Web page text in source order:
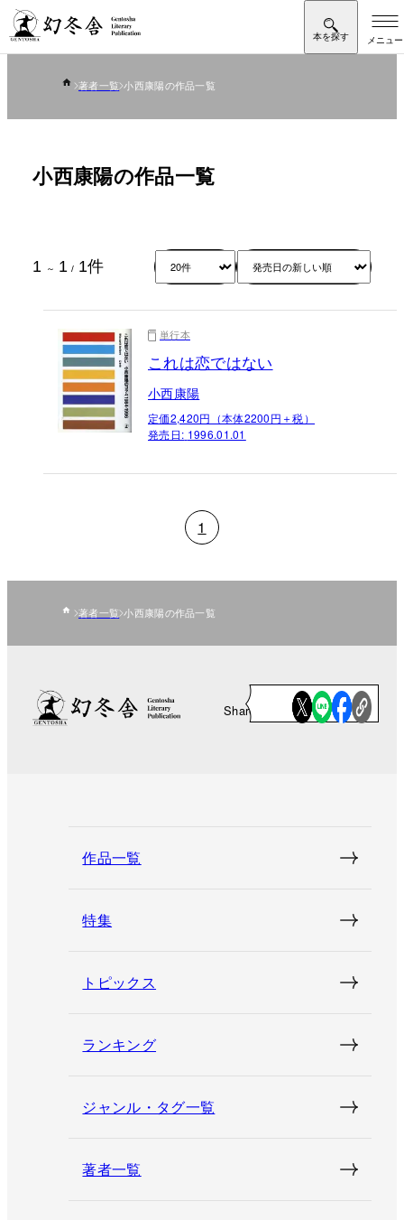
著者一覧 小西康陽の作品一覧
小西康陽の作品一覧
1 ～ 1 / 1件
単行本
これは恋ではない
小西康陽
定価2,420円（本体2200円＋税）
発売日: 1996.01.01
1
著者一覧 小西康陽の作品一覧
Share
作品一覧
特集
トピックス
ランキング
ジャンル・タグ一覧
著者一覧